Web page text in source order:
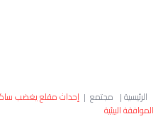
الرئيسية| مجتمع | إحداث مقلع يغضب
الموافقة البيئية